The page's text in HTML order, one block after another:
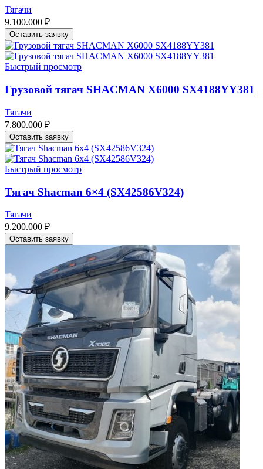
Тягачи
9.100.000 ₽
Оставить заявку
Быстрый просмотр
Грузовой тягач SHACMAN X6000 SX4188YY381
Тягачи
7.800.000 ₽
Оставить заявку
Быстрый просмотр
Тягач Shacman 6×4 (SX42586V324)
Тягачи
9.200.000 ₽
Оставить заявку